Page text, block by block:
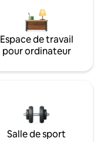
Espace de travail
pour ordinateur
Salle de sport